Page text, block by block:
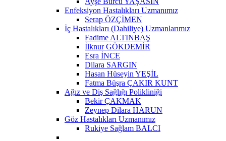
Enfeksiyon Hastalıkları Uzmanımız
Serap ÖZÇİMEN
İç Hastalıkları (Dahiliye) Uzmanlarımız
Fadime ALTINBAŞ
İlknur GÖKDEMİR
Esra İNCE
Dilara SARGIN
Hasan Hüseyin YEŞİL
Fatma Büşra ÇAKIR KUNT
Ağız ve Diş Sağlığı Polikliniği
Bekir ÇAKMAK
Zeynep Dilara HARUN
Göz Hastalıkları Uzmanımız
Rukiye Sağlam BALCI